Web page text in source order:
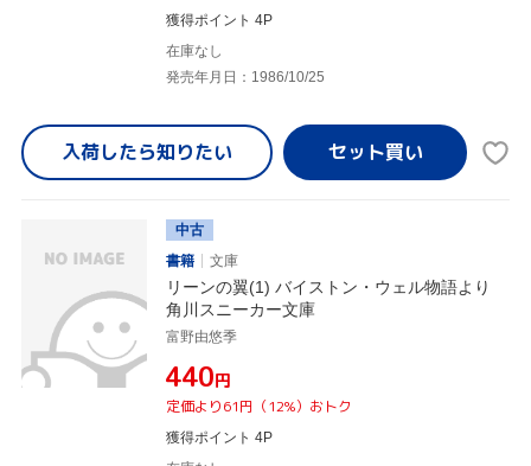
獲得ポイント 4P
在庫なし
発売年月日：1986/10/25
入荷したら知りたい
中古
書籍
文庫
リーンの翼(1) バイストン・ウェル物語より
角川スニーカー文庫
富野由悠季
¥440円
定価より61円（12%）おトク
獲得ポイント 4P